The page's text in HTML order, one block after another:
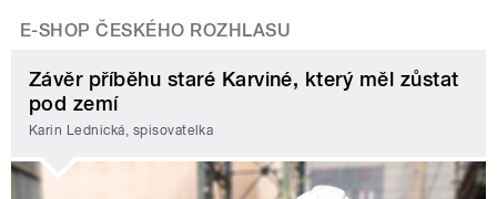
E-SHOP ČESKÉHO ROZHLASU
Závěr příběhu staré Karviné, který měl zůstat
pod zemí
Karin Lednická, spisovatelka